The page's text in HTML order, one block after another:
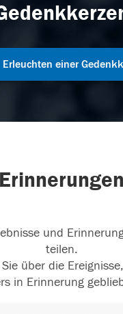
Erleuchten einer
Erinnerungen
und
teilen.
über die
in Erinnerung